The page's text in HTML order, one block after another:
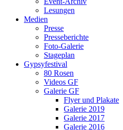
Lesungen
Medien
Presse
Presseberichte
Foto-Galerie
Stageplan
Gypsyfestival
80 Rosen
Videos GF
Galerie GF
Flyer und Plakate
Galerie 2019
Galerie 2017
Galerie 2016